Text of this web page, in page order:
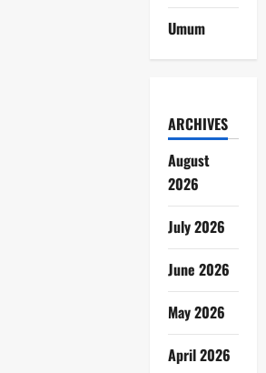
Umum
ARCHIVES
August
2026
July 2026
June 2026
May 2026
April 2026